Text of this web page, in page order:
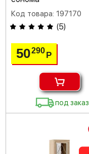
Код товара: 197170
(5)
50290Р
под заказ